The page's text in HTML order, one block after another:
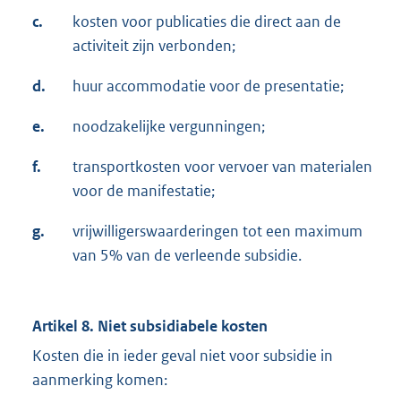
c.
kosten voor publicaties die direct aan de
activiteit zijn verbonden;
d. huur accommodatie voor de presentatie;
e. noodzakelijke vergunningen;
f.
transportkosten voor vervoer van materialen
voor de manifestatie;
g.
vrijwilligerswaarderingen tot een maximum
van 5% van de verleende subsidie.
Artikel 8. Niet subsidiabele kosten
Kosten die in ieder geval niet voor subsidie in
aanmerking komen: